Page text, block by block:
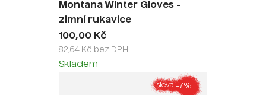
Montana Winter Gloves -
zimní rukavice
100,00 Kč
82,64 Kč bez DPH
Skladem
sleva -7%